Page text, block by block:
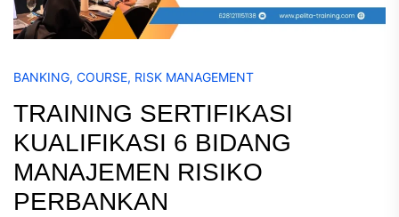
BANKING, COURSE, RISK MANAGEMENT
TRAINING SERTIFIKASI
KUALIFIKASI 6 BIDANG
MANAJEMEN RISIKO
PERBANKAN